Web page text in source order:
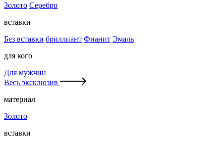
Золото Серебро
вставки
Без вставки бриллиант Фианит Эмаль
для кого
Для мужчин
Весь эксклюзив
материал
Золото
вставки